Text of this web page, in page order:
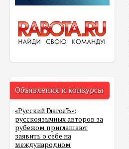
Объявления и конкурсы
«Русский ГлаголЪ»:
русскоязычных авторов за
рубежом приглашают
заявить о себе на
международном